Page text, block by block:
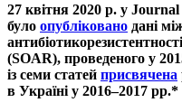
27 квітня 2020 р. у
було опубліковано дані
(SOAR), проведеного у
із семи статей присвячена
в Україні у 2016–2017 рр.*